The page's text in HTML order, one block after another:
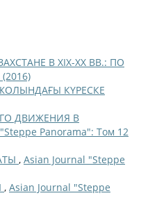
В XIX-XX ВВ.: ПО
КҮРЕСКЕ
ДВИЖЕНИЯ В
Panorama": Том 12
, Asian Journal "Steppe
, Asian Journal "Steppe